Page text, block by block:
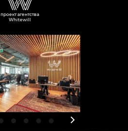
проект агентства
Whitewill